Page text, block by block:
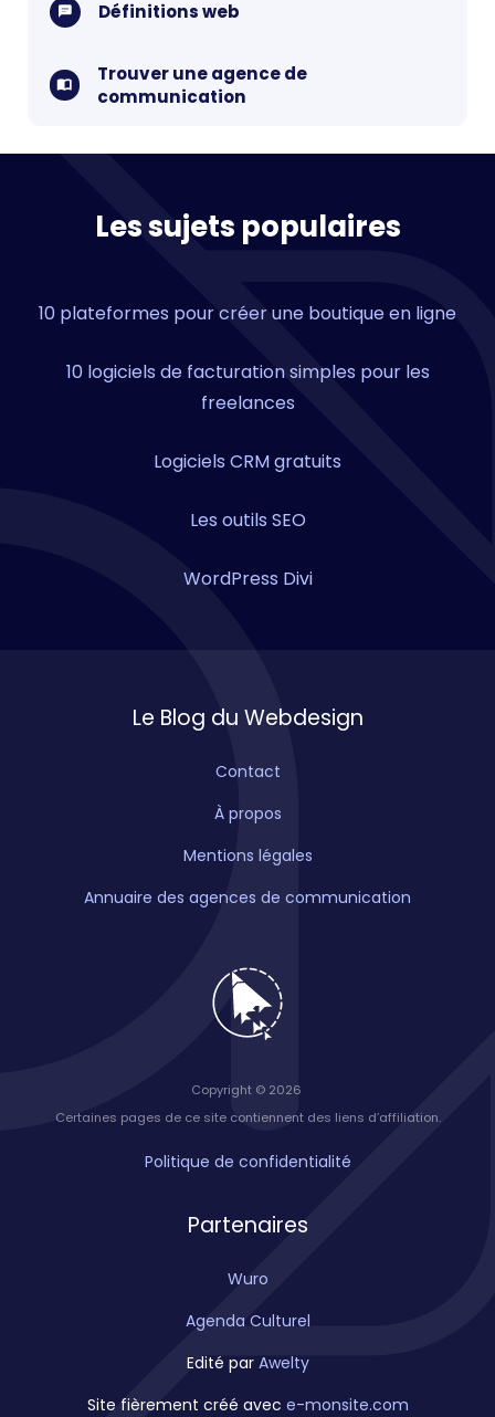
Définitions web
Trouver une agence de
communication
Les sujets populaires
10 plateformes pour créer une boutique en ligne
10 logiciels de facturation simples pour les
freelances
Logiciels CRM gratuits
Les outils SEO
WordPress Divi
Le Blog du Webdesign
Contact
À propos
Mentions légales
Annuaire des agences de communication
Copyright © 2026
Certaines pages de ce site contiennent des liens d’affiliation.
Politique de confidentialité
Partenaires
Wuro
Agenda Culturel
Edité par Awelty
Site fièrement créé avec e-monsite.com